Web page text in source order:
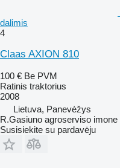
dalimis
4
Claas AXION 810
100 € Be PVM
Ratinis traktorius
2008
Lietuva, Panevėžys
R.Gasiuno agroserviso imone
Susisiekite su pardavėju